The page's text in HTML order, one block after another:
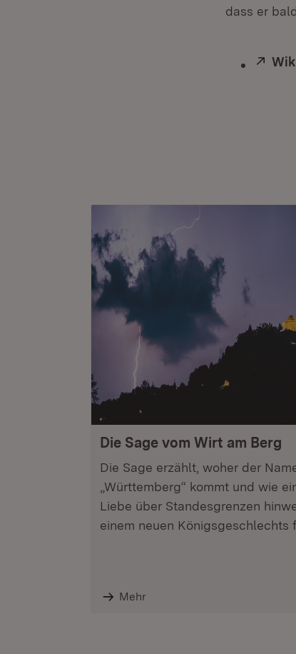
dass er
Die Sage vom Wirt am Berg
Die Sage erzählt, woher der
„Württemberg“ kommt und wie
Liebe über Standesgrenzen
einem neuen Königsgeschlechts
Mehr